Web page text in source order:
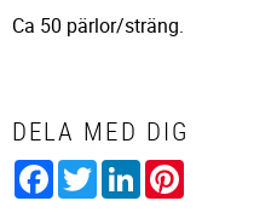
Ca 50 pärlor/sträng.
DELA MED DIG
Facebook
TwitterLinkedIn